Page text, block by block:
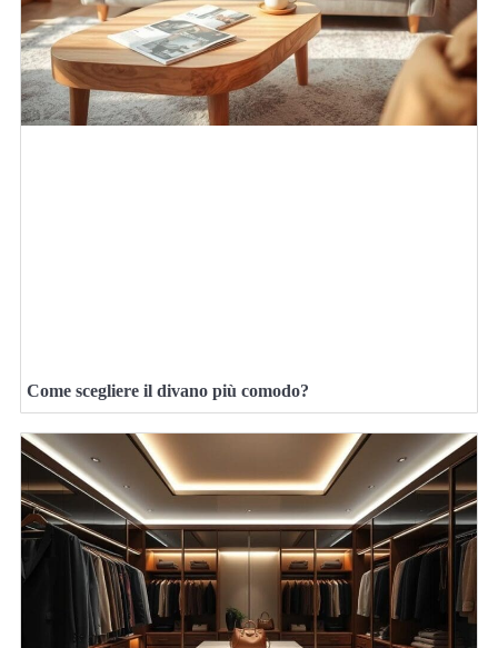
Come scegliere il divano più comodo?